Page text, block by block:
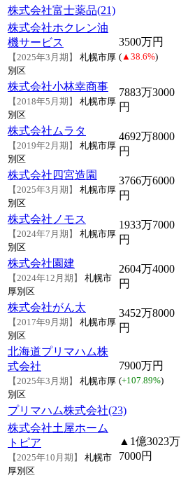
株式会社富士薬品(21)
株式会社ホクレン油
機サービス
【2025年3月期】
札幌市厚
別区
3500万円
( ▲38.6%)
株式会社小林幸商事
【2018年5月期】
札幌市厚
別区
7883万3000
円
株式会社ムラタ
【2019年2月期】
札幌市厚
別区
4692万8000
円
株式会社四宮造園
【2025年3月期】
札幌市厚
別区
3766万6000
円
株式会社ノモス
【2024年7月期】
札幌市厚
別区
1933万7000
円
株式会社園建
【2024年12月期】
札幌市
厚別区
2604万4000
円
株式会社がん太
【2017年9月期】
札幌市厚
別区
3452万8000
円
北海道プリマハム株
式会社
【2025年3月期】
札幌市厚
別区
7900万円
(+107.89%)
プリマハム株式会社(23)
株式会社土屋ホーム
トピア
【2025年10月期】
札幌市
厚別区
▲1億3023万
7000円